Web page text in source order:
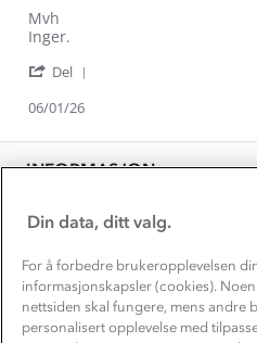
on
6
2026
jeg
kjøpte
Mvh
Inger.
Del
Inger
L.
Jan
2026
06/01/26
INFORMASJON
Kundeklubb
Våre butikker
Bedrift, barnehage og SFO
Presse
OM OSS
Inkludering
Materialer
Personvern
Samarbeide med oss?
TIPS OG RÅD
Hvordan velge riktig turtøy?
Store størrelser
Turmat oppskrifter
Beredskap
Få turinspirasjon og tips
Overnatte utendørs⛺
Leirskole 🥾
Barnehageansatt
Tips til hyttetur
Din data, ditt valg.
For å forbedre brukeropplevelsen
informasjonskapsler (cookies).
nettsiden skal fungere, mens andre
personalisert opplevelse med